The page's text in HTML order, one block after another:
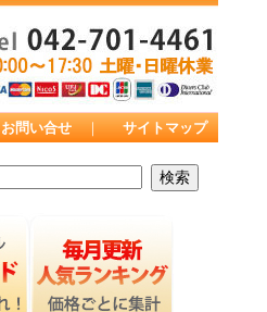
お問い合せ ｜ サイトマップ